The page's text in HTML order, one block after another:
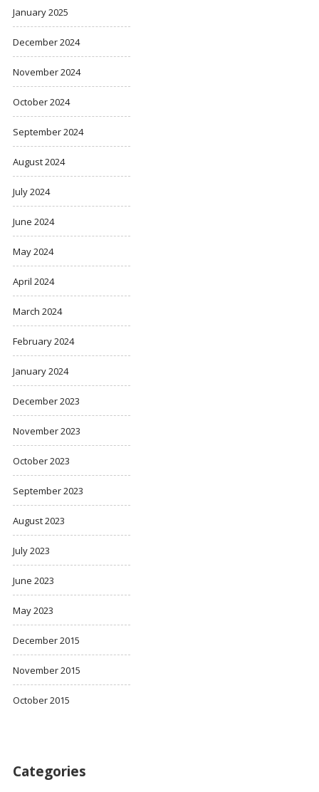
January 2025
December 2024
November 2024
October 2024
September 2024
August 2024
July 2024
June 2024
May 2024
April 2024
March 2024
February 2024
January 2024
December 2023
November 2023
October 2023
September 2023
August 2023
July 2023
June 2023
May 2023
December 2015
November 2015
October 2015
Categories